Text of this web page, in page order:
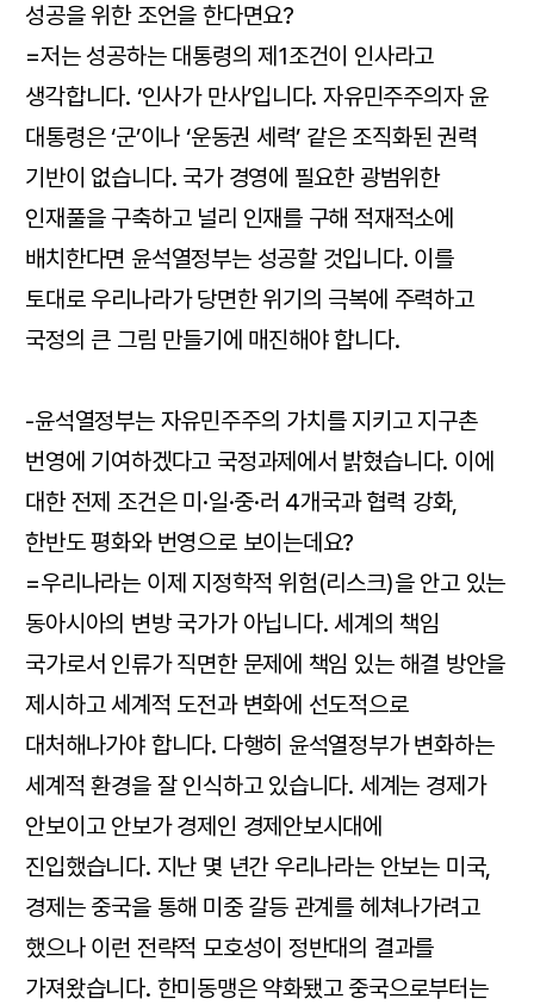
성공을 위한 조언을 한다면요?
=저는 성공하는 대통령의 제1조건이 인사라고
생각합니다. ‘인사가 만사’입니다. 자유민주주의자 윤
대통령은 ‘군’이나 ‘운동권 세력’ 같은 조직화된 권력
기반이 없습니다. 국가 경영에 필요한 광범위한
인재풀을 구축하고 널리 인재를 구해 적재적소에
배치한다면 윤석열정부는 성공할 것입니다. 이를
토대로 우리나라가 당면한 위기의 극복에 주력하고
국정의 큰 그림 만들기에 매진해야 합니다.
-윤석열정부는 자유민주주의 가치를 지키고 지구촌
번영에 기여하겠다고 국정과제에서 밝혔습니다. 이에
대한 전제 조건은 미·일·중·러 4개국과 협력 강화,
한반도 평화와 번영으로 보이는데요?
=우리나라는 이제 지정학적 위험(리스크)을 안고 있는
동아시아의 변방 국가가 아닙니다. 세계의 책임
국가로서 인류가 직면한 문제에 책임 있는 해결 방안을
제시하고 세계적 도전과 변화에 선도적으로
대처해나가야 합니다. 다행히 윤석열정부가 변화하는
세계적 환경을 잘 인식하고 있습니다. 세계는 경제가
안보이고 안보가 경제인 경제안보시대에
진입했습니다. 지난 몇 년간 우리나라는 안보는 미국,
경제는 중국을 통해 미중 갈등 관계를 헤쳐나가려고
했으나 이런 전략적 모호성이 정반대의 결과를
가져왔습니다. 한미동맹은 약화됐고 중국으로부터는